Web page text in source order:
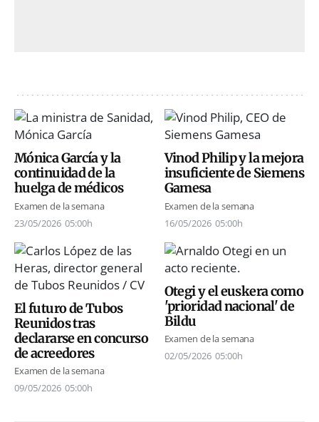
Mónica García y la
continuidad de la
huelga de médicos
Examen de la semana
23/05/2026 05:00h
Vinod Philip y la mejora
insuficiente de Siemens
Gamesa
Examen de la semana
16/05/2026 05:00h
El futuro de Tubos
Reunidos tras
declararse en concurso
de acreedores
Examen de la semana
09/05/2026 05:00h
Otegi y el euskera como
'prioridad nacional' de
Bildu
Examen de la semana
02/05/2026 05:00h